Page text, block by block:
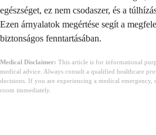
egészséget, ez nem csodaszer, és a
Ezen árnyalatok megértése segít a
biztonságos fenntartásában.
Medical Disclaimer: This article is for informational
medical advice. Always consult a qualified healthcare
decisions. If you are experiencing a medical emergency,
room immediately.